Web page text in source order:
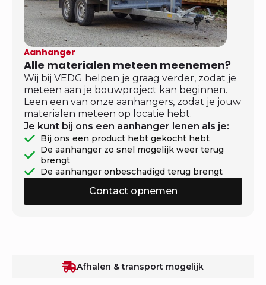
Aanhanger
Alle materialen meteen meenemen?
Wij bij VEDG helpen je graag verder, zodat je
meteen aan je bouwproject kan beginnen.
Leen een van onze aanhangers, zodat je jouw
materialen meteen op locatie hebt.
Je kunt bij ons een aanhanger lenen als je:
Bij ons een product hebt gekocht hebt
De aanhanger zo snel mogelijk weer terug
brengt
De aanhanger onbeschadigd terug brengt
Contact opnemen
Afhalen & transport mogelijk